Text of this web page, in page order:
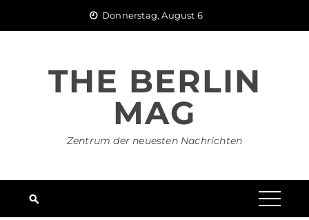
Donnerstag, August 6
THE BERLIN
MAG
Zentrum der neuesten Nachrichten